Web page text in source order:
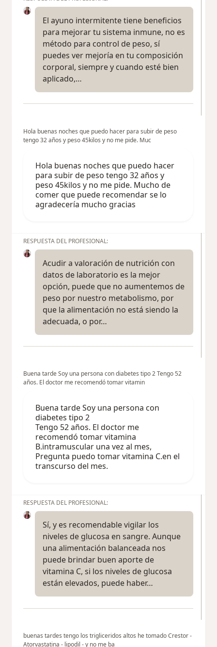
El ayuno intermitente tiene beneficios
para mejorar tu sistema inmune, no es
método para control de peso, sí
puedes ver mejoría en tu composición
corporal, siempre y cuando esté bien
aplicado,…
Hola buenas noches que puedo hacer para subir de peso
tengo 32 años y peso 45kilos y no me pide. Muc
Hola buenas noches que puedo hacer
para subir de peso tengo 32 años y
peso 45kilos y no me pide. Mucho de
comer que puede recomendar se lo
agradecería mucho gracias
RESPUESTA DEL PROFESIONAL:
Acudir a valoración de nutrición con
datos de laboratorio es la mejor
opción, puede que no aumentemos de
peso por nuestro metabolismo, por
que la alimentación no está siendo la
adecuada, o por…
Buena tarde Soy una persona con diabetes tipo 2 Tengo 52
años. El doctor me recomendó tomar vitamin
Buena tarde Soy una persona con
diabetes tipo 2
Tengo 52 años. El doctor me
recomendó tomar vitamina
B.intramuscular una vez al mes,
Pregunta puedo tomar vitamina C.en el
transcurso del mes.
RESPUESTA DEL PROFESIONAL:
Sí, y es recomendable vigilar los
niveles de glucosa en sangre. Aunque
una alimentación balanceada nos
puede brindar buen aporte de
vitamina C, si los niveles de glucosa
están elevados, puede haber…
buenas tardes tengo los trigliceridos altos he tomado Crestor -
Atorvastatina - lipodil - y no me ba